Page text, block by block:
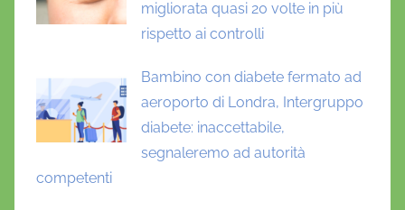
migliorata quasi 20 volte in più
rispetto ai controlli
Bambino con diabete fermato ad
aeroporto di Londra, Intergruppo
diabete: inaccettabile,
segnaleremo ad autorità
competenti